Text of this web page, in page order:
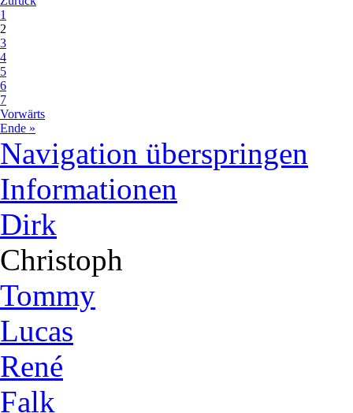
1
2
3
4
5
6
7
Vorwärts
Ende »
Navigation überspringen
Informationen
Dirk
Christoph
Tommy
Lucas
René
Falk